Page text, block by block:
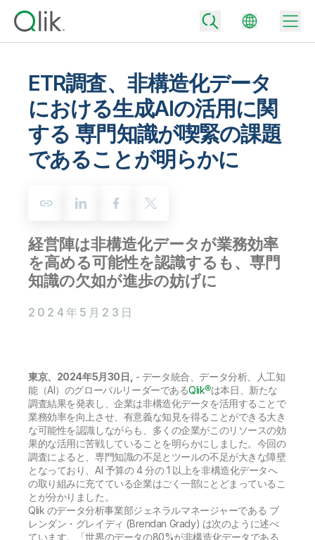
Back
コミュニティ
カスタマーポータル
初期トレーニング
Back
採用情報
Back
Back
Qlik が選ばれる理由
Qlik のデータ統合とデータ分析の価値を最大化
Back
すべての製品
Back
データ統合とデータ品質の価格
トな意思決定を促進します。
データ分析の価格
の達成をサポートします。
Back
リソースライブラリ
コミュニティ
ETR調査、非構造化データ
における生成AIの活用に関
する 専門知識が喫緊の課題
であることが明らかに
経営陣は非構造化データが業務効率
を高める可能性を認識するも、専門
知識の欠如が進歩の妨げに
2024年5月23日
東京、2024年5月30日,
- データ統合、データ分析、人工知
能（AI）のグローバルリーダーであるQlik®は本日、新たな
調査結果を発表し、企業は非構造化データを活用することで
業務効率を向上させ、有意義な知見を得ることができる大き
な可能性を認識しながらも、多くの企業がこのリソースの効
果的な活用に苦戦していることを明らかにしました。今回の
調査によると、専門知識の不足とツールの不足が大きな障壁
となっており、AI 予算の 4 分の 1 以上を非構造化データへ
の取り組みに充てている企業はごく一部にとどまっているこ
とが分かりました。
Qlik のデータ分析事業部ジェネラルマネージャーである ブ
レンダン・グレイディ (Brendan Grady) は次のように述べ
ています。「世界のデータの80%が非構造化データである